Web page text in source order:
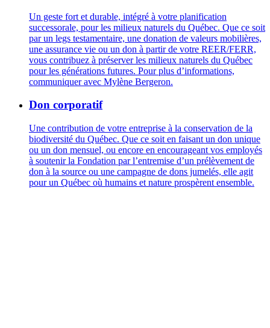
Un geste fort et durable, intégré à votre planification
successorale, pour les milieux naturels du Québec. Que ce soit
par un legs testamentaire, une donation de valeurs mobilières,
une assurance vie ou un don à partir de votre REER/FERR,
vous contribuez à préserver les milieux naturels du Québec
pour les générations futures. Pour plus d’informations,
communiquer avec Mylène Bergeron.
Don corporatif
Une contribution de votre entreprise à la conservation de la
biodiversité du Québec. Que ce soit en faisant un don unique
ou un don mensuel, ou encore en encourageant vos employés
à soutenir la Fondation par l’entremise d’un prélèvement de
don à la source ou une campagne de dons jumelés, elle agit
pour un Québec où humains et nature prospèrent ensemble.